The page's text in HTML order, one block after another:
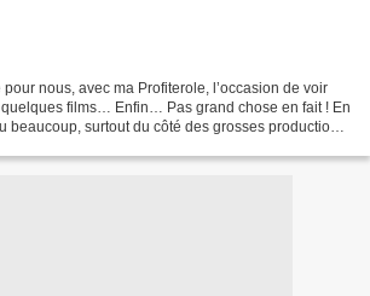
nous, avec ma Profiterole, l’occasion de voir
films… Enfin… Pas grand chose en fait ! En
beaucoup, surtout du côté des grosses productions